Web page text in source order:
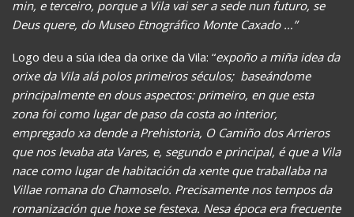
min, e terceiro, porque a Vila vai ser a sede nun futuro, se
Deus quere, do Museo Etnográfico Monte Caxado …”
Logo deu a súa idea da orixe da Vila: “expoño a miña idea da
orixe da Vila alá polos primeiros séculos; baseándome
principalmente en dous aspectos: primeiro, en que esta
zona foi como lugar de paso da costa ao interior,
empregado xa dende a Prehistoria, O Camiño dos Arrieros
que nos levaba ata Vares, e, segundo e principal, é que a Vila
nace como lugar de habitación da xente que traballaba na
Villae romana do Chamoselo. Precisamente nos tempos da
romanización que hoxe se festexa. Nesa época era frecuente